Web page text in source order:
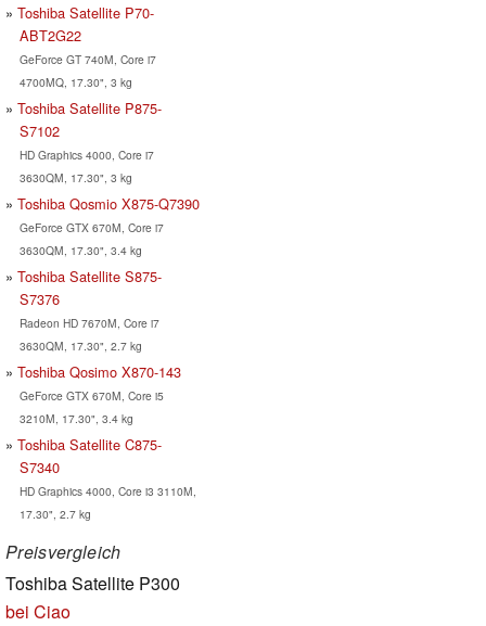
Toshiba Satellite P70-
ABT2G22
GeForce GT 740M, Core i7
4700MQ, 17.30", 3 kg
Toshiba Satellite P875-
S7102
HD Graphics 4000, Core i7
3630QM, 17.30", 3 kg
Toshiba Qosmio X875-Q7390
GeForce GTX 670M, Core i7
3630QM, 17.30", 3.4 kg
Toshiba Satellite S875-
S7376
Radeon HD 7670M, Core i7
3630QM, 17.30", 2.7 kg
Toshiba Qosimo X870-143
GeForce GTX 670M, Core i5
3210M, 17.30", 3.4 kg
Toshiba Satellite C875-
S7340
HD Graphics 4000, Core i3 3110M,
17.30", 2.7 kg
Preisvergleich
Toshiba Satellite P300
bei Ciao